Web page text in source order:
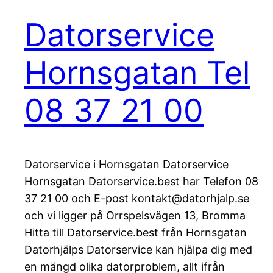
Datorservice
Hornsgatan Tel
08 37 21 00
Datorservice i Hornsgatan Datorservice
Hornsgatan Datorservice.best har Telefon 08
37 21 00 och E-post kontakt@datorhjalp.se
och vi ligger på Orrspelsvägen 13, Bromma
Hitta till Datorservice.best från Hornsgatan
Datorhjälps Datorservice kan hjälpa dig med
en mängd olika datorproblem, allt ifrån